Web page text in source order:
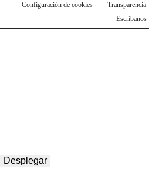
Configuración de cookies
Transparencia
Escríbanos
Desplegar